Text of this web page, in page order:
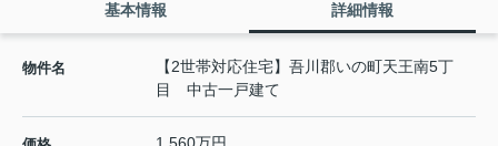
基本情報 詳細情報
物件名
【2世帯対応住宅】吾川郡いの町天王南5丁
目 中古一戸建て